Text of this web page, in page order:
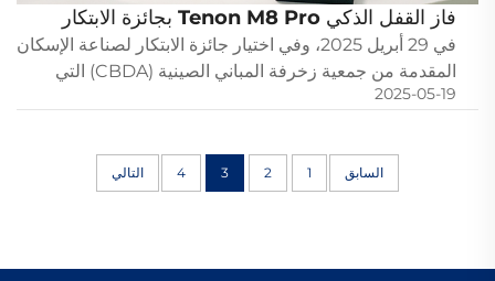
فاز القفل الذكي Tenon M8 Pro بجائزة الابتكار
CBDA للصناعة السكنية
في 29 أبريل 2025، وفي اختيار جائزة الابتكار لصناعة الإسكان
المقدمة من جمعية زخرفة المباني الصينية (CBDA) التي
ينتظرها الجميع بشغف، تألق المنتج الرئيسي لتكنولوجيا
من المنتجات المشاركة ...
2025-05-19
السابق 1
2
3
4 التالي